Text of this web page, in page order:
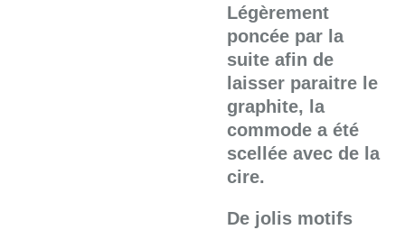
Légèrement
poncée par la
suite afin de
laisser paraitre le
graphite, la
commode a été
scellée avec de la
cire.
De jolis motifs